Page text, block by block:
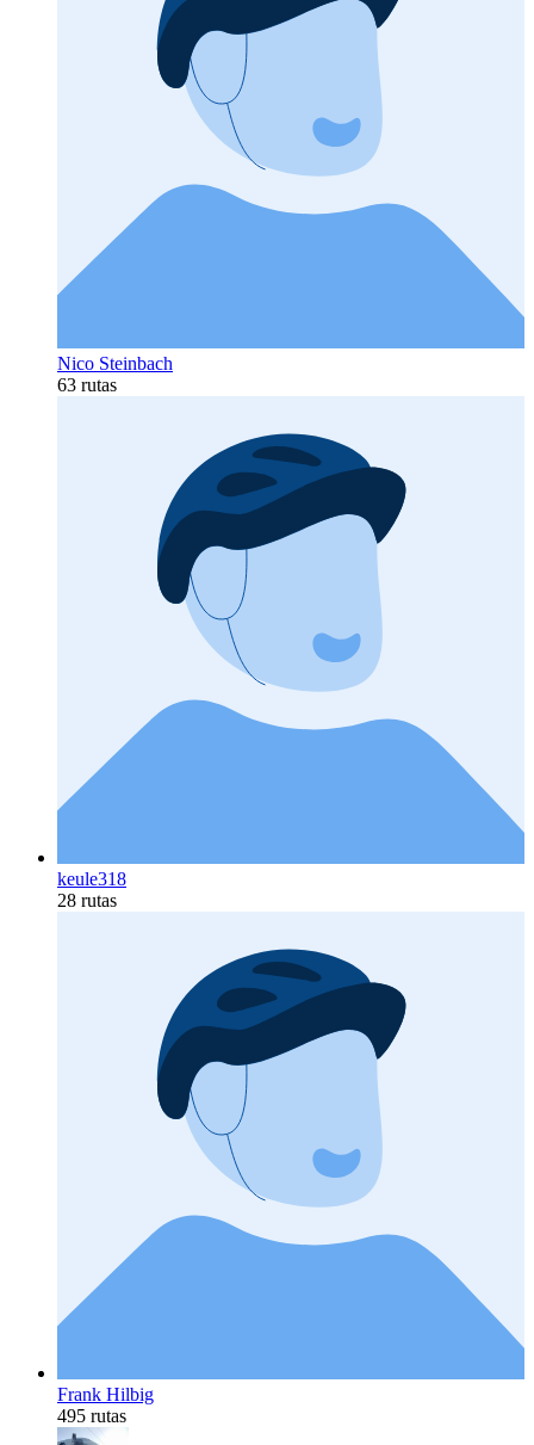
Nico Steinbach
63 rutas
keule318
28 rutas
Frank Hilbig
495 rutas